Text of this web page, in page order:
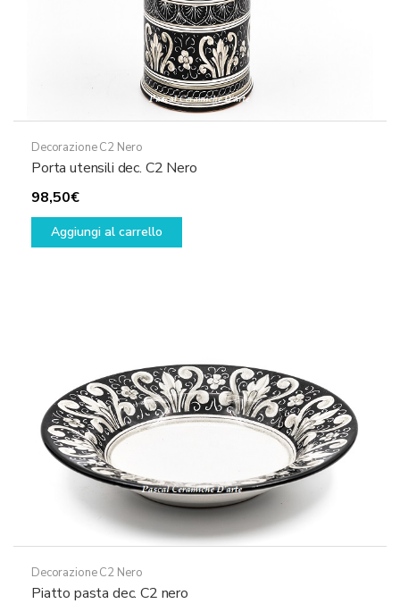
Decorazione C2 Nero
Porta utensili dec. C2 Nero
98,50€
Aggiungi al carrello
Decorazione C2 Nero
Piatto pasta dec. C2 nero